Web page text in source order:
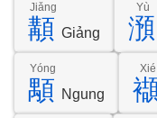
顜
Jiǎng
Giảng 澦
Yù
顒
Yóng
Ngung
Xié